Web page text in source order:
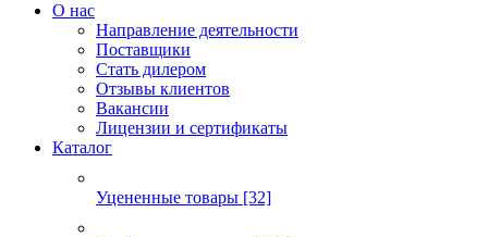
О нас
Направление деятельности
Поставщики
Стать дилером
Отзывы клиентов
Вакансии
Лицензии и сертификаты
Каталог
Уцененные товары [32]